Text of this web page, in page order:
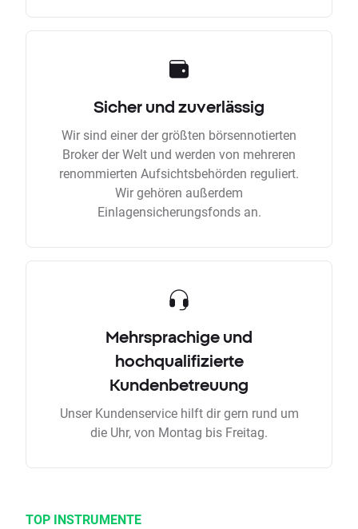
Sicher und zuverlässig
Wir sind einer der größten börsennotierten
Broker der Welt und werden von mehreren
renommierten Aufsichtsbehörden reguliert.
Wir gehören außerdem
Einlagensicherungsfonds an.
Mehrsprachige und
hochqualifizierte
Kundenbetreuung
Unser Kundenservice hilft dir gern rund um
die Uhr, von Montag bis Freitag.
TOP INSTRUMENTE